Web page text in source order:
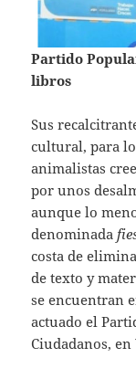
Partido
libros
Sus
cultural, para
animalistas
por unos
aunque lo
denominada
costa de
de texto y
se encuentran
actuado el
Ciudadanos,